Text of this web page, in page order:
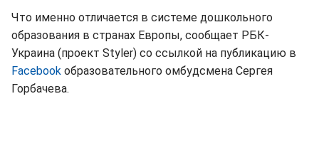
Что именно отличается в системе дошкольного
образования в странах Европы, сообщает РБК-
Украина (проект Styler) со ссылкой на публикацию в
Facebook образовательного омбудсмена Сергея
Горбачева.